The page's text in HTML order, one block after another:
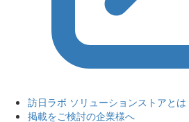
訪日ラボ ソリューションストアとは
掲載をご検討の企業様へ